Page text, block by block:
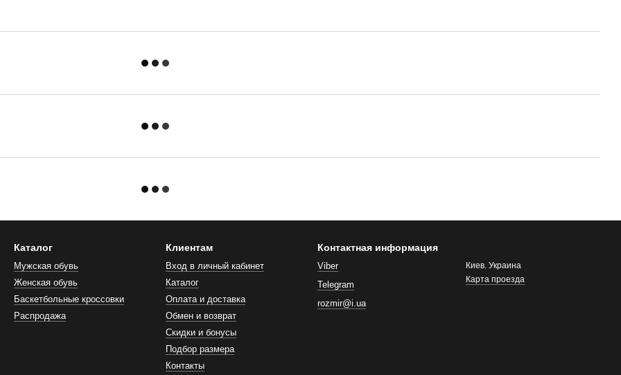
Каталог
Мужская обувь
Женская обувь
Баскетбольные кроссовки
Распродажа
Клиентам
Вход в личный кабинет
Каталог
Оплата и доставка
Обмен и возврат
Скидки и бонусы
Подбор размера
Контакты
Контактная информация
Viber
Telegram
rozmir@i.ua
Киев. Украина
Карта проезда